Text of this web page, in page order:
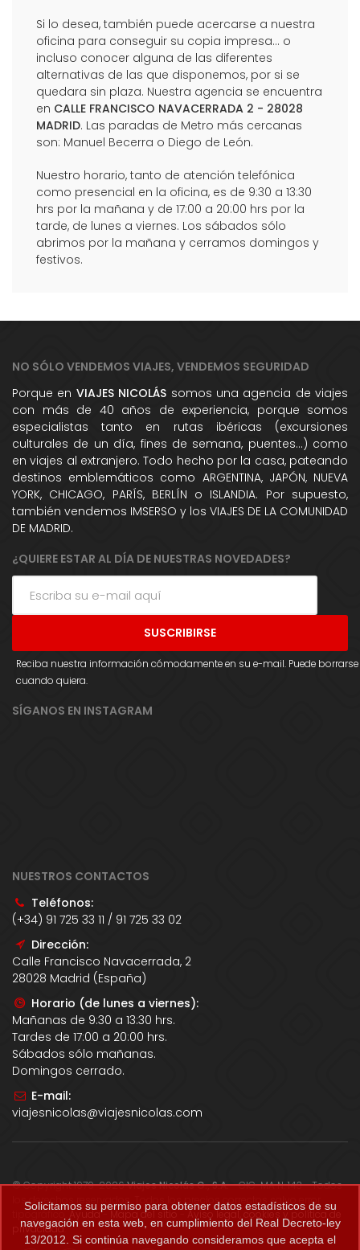
Si lo desea, también puede acercarse a nuestra
oficina para conseguir su copia impresa... o
incluso conocer alguna de las diferentes
alternativas de las que disponemos, por si se
quedara sin plaza. Nuestra agencia se encuentra
en CALLE FRANCISCO NAVACERRADA 2 - 28028
MADRID. Las paradas de Metro más cercanas
son: Manuel Becerra o Diego de León.
Nuestro horario, tanto de atención telefónica
como presencial en la oficina, es de 9:30 a 13:30
hrs por la mañana y de 17:00 a 20:00 hrs por la
tarde, de lunes a viernes. Los sábados sólo
abrimos por la mañana y cerramos domingos y
festivos.
NO SÓLO VENDEMOS VIAJES, VENDEMOS SEGURIDAD
Porque en VIAJES NICOLÁS somos una agencia de viajes
con más de 40 años de experiencia, porque somos
especialistas tanto en rutas ibéricas (excursiones
culturales de un día, fines de semana, puentes...) como
en viajes al extranjero. Todo hecho por la casa, pateando
destinos emblemáticos como ARGENTINA, JAPÓN, NUEVA
YORK, CHICAGO, PARÍS, BERLÍN o ISLANDIA. Por supuesto,
también vendemos IMSERSO y los VIAJES DE LA COMUNIDAD
DE MADRID.
¿QUIERE ESTAR AL DÍA DE NUESTRAS NOVEDADES?
Reciba nuestra información cómodamente en su e-mail. Puede borrarse
cuando quiera.
SÍGANOS EN INSTAGRAM
NUESTROS CONTACTOS
Teléfonos:
(+34) 91 725 33 11 / 91 725 33 02
Dirección:
Calle Francisco Navacerrada, 2
28028 Madrid (España)
Horario (de lunes a viernes):
Mañanas de 9:30 a 13:30 hrs.
Tardes de 17:00 a 20:00 hrs.
Sábados sólo mañanas.
Domingos cerrado.
E-mail:
viajesnicolas@viajesnicolas.com
© Copyright 1979-2026Viajes Nicolás G., S.A.- CIC-MA N. 143 - Todos
los derechos reservados. Todos los precios correctos salvo error
tipográfico.Ayuda -Mapa del sitio-Aviso legal, cookies y política de
privacidad.
Solicitamos su permiso para obtener datos estadísticos de su
navegación en esta web, en cumplimiento del Real Decreto-ley
13/2012. Si continúa navegando consideramos que acepta el